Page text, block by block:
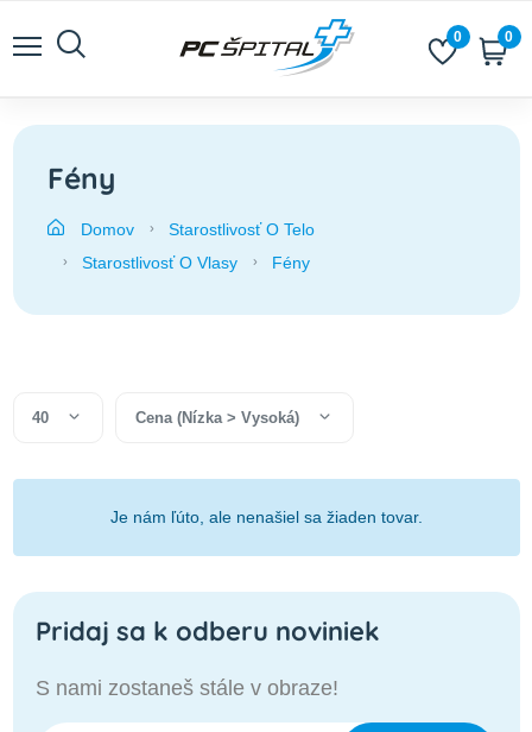
0 0
Fény
Domov
Starostlivosť O Telo
Starostlivosť O Vlasy
Fény
40 Cena (Nízka > Vysoká)
Je nám ľúto, ale nenašiel sa žiaden tovar.
Pridaj sa k odberu noviniek
S nami zostaneš stále v obraze!